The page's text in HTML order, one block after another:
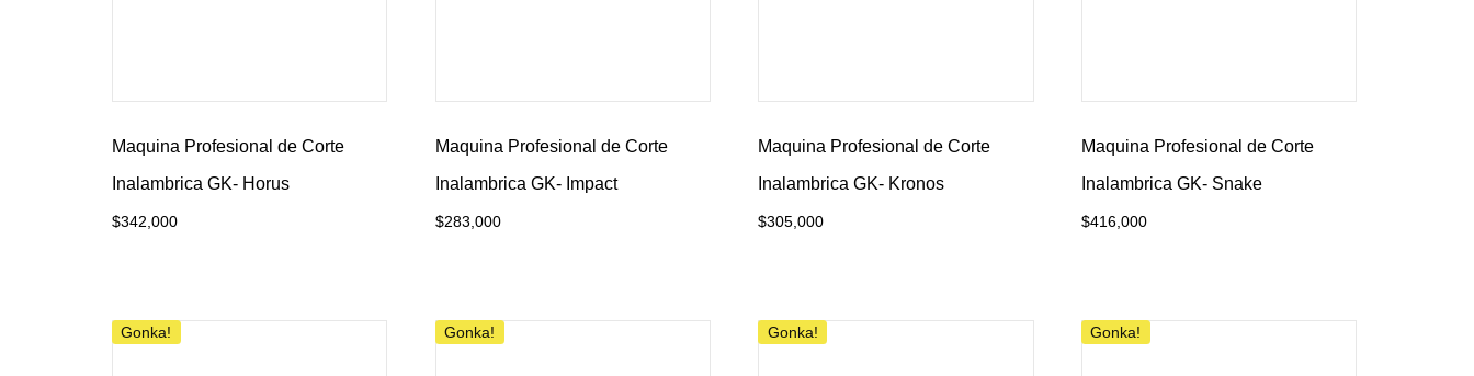
Maquina Profesional de Corte
Inalambrica GK- Horus
$342,000
Maquina Profesional de Corte
Inalambrica GK- Impact
$283,000
Maquina Profesional de Corte
Inalambrica GK- Kronos
$305,000
Maquina Profesional de Corte
Inalambrica GK- Snake
$416,000
Gonka! Gonka! Gonka! Gonka!